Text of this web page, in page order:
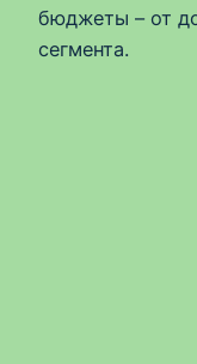
бюджеты – от
сегмента.